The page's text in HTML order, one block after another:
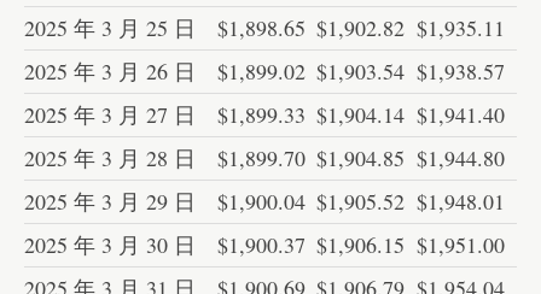
2025 年 3 月 25 日
$1,898.65 $1,902.82 $1,935.11
2025 年 3 月 26 日
$1,899.02 $1,903.54 $1,938.57
2025 年 3 月 27 日
$1,899.33 $1,904.14 $1,941.40
2025 年 3 月 28 日
$1,899.70 $1,904.85 $1,944.80
2025 年 3 月 29 日
$1,900.04 $1,905.52 $1,948.01
2025 年 3 月 30 日
$1,900.37 $1,906.15 $1,951.00
2025 年 3 月 31 日
$1,900.69 $1,906.79 $1,954.04